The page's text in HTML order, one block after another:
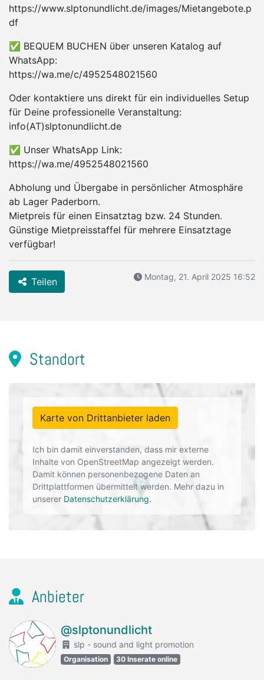
https://www.slptonundlicht.de/images/Mietangebote.p
df
✅ BEQUEM BUCHEN über unseren Katalog auf
WhatsApp:
https://wa.me/c/4952548021560
Oder kontaktiere uns direkt für ein individuelles Setup
für Deine professionelle Veranstaltung:
info(AT)slptonundlicht.de
✅ Unser WhatsApp Link:
https://wa.me/4952548021560
Abholung und Übergabe in persönlicher Atmosphäre
ab Lager Paderborn.
Mietpreis für einen Einsatztag bzw. 24 Stunden.
Günstige Mietpreisstaffel für mehrere Einsatztage
verfügbar!
Teilen Montag, 21. April 2025 16:52
Standort
Karte von Drittanbieter laden
Ich bin damit einverstanden, dass mir externe
Inhalte von OpenStreetMap angezeigt werden.
Damit können personenbezogene Daten an
Drittplattformen übermittelt werden. Mehr dazu in
unserer Datenschutzerklärung.
Anbieter
@slptonundlicht
slp - sound and light promotion
Organisation 30 Inserate online